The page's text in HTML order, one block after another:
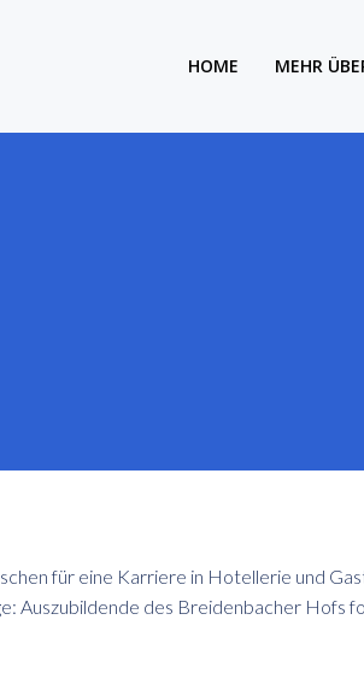
HOME MEHR
für eine Karriere in Hotellerie und
Auszubildende des Breidenbacher